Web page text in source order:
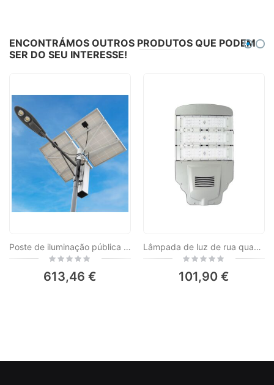
ENCONTRÁMOS OUTROS PRODUTOS QUE PODEM
SER DO SEU INTERESSE!
Poste de iluminação pública PNI SL802 com dois painéis fotovoltaicos de 2 x 80W, projetor LED de 2 x 30W, bateria de 60Ah e poste de montagem de 6 metros de comprimento
Rating:
613,46 €
Lâmpada de luz de rua quadrada PNI SL619 90w
Rating:
101,90 €